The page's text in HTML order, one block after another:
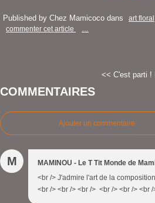
Published by Chez Mamicoco dans
art floral
commenter cet article
…
<< C'est parti !
COMMENTAIRES
Ajouter un commentaire
M MAMINOU - Le T Tit Monde de
<br /> J'admire l'art de la
<br /> <br /> <br /> <br /> <br /> <br